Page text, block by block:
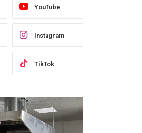
YouTube
Instagram
TikTok